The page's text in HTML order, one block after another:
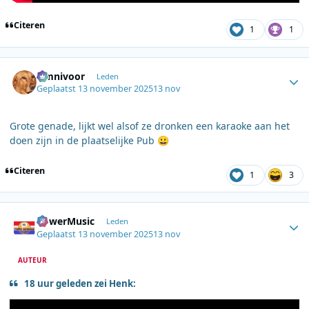
Citeren 1 1
Omnivoor Leden
Geplaatst 13 november 202513 nov
Grote genade, lijkt wel alsof ze dronken een karaoke aan het
doen zijn in de plaatselijke Pub 😀
Citeren 1 3
PowerMusic Leden
Geplaatst 13 november 202513 nov
AUTEUR
18 uur geleden zei Henk: